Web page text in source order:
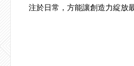
注於日常，方能讓創造力綻放